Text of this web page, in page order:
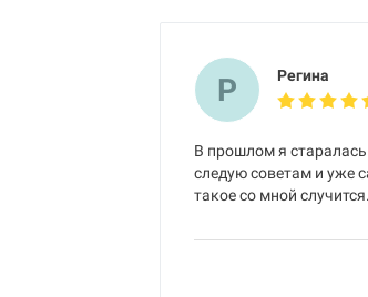
Р Регина
В прошлом я
следую советам и уже
такое со мной